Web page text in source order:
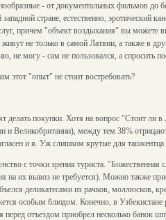
- от документальных фильмов до
стране, естественно, эротический
причем "объект воздыхания" вы можете
не только в самой Латвии, а также в
не могу - сам не пользовался, а спросить
этот "опыт" не стоит востребовать?
делать покупки. Хотя на вопрос "Стоит ли в
и Великобритании), между тем 38%
и я. Уж слишком крутые для ташкентца
с точки зрения туриста. "Божественная
на их вывоз не требуется). Можно также
деликатесами из рачков, моллюсков,
особым блюдом. Конечно, в Узбекистане
отъездом приобрел несколько банок